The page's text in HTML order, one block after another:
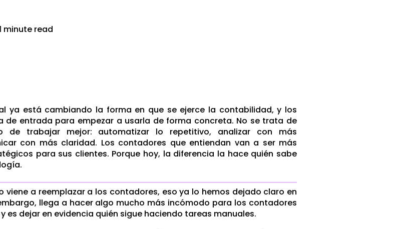
minute read
ya está cambiando la forma en que se ejerce la contabilidad, y los
de entrada para empezar a usarla de forma concreta. No se trata de
de trabajar mejor: automatizar lo repetitivo, analizar con más
con más claridad. Los contadores que entiendan van a ser más
para sus clientes. Porque hoy, la diferencia la hace quién sabe
viene a reemplazar a los contadores, eso ya lo hemos dejado claro en
llega a hacer algo mucho más incómodo para los contadores
es dejar en evidencia quién sigue haciendo tareas manuales.